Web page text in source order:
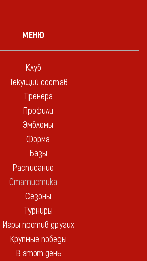
МЕНЮ
Клуб
Текущий состав
Тренера
Профили
Эмблемы
Форма
Базы
Расписание
Статистика
Сезоны
Турниры
Игры против других
Крупные победы
В этот день